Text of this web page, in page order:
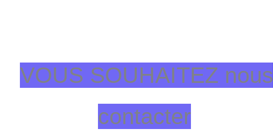
VOUS SOUHAITEZ nous
contacter